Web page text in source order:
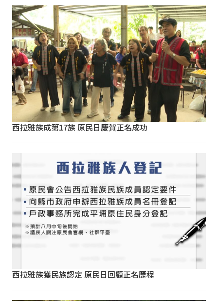
西拉雅族成第17族 原民日慶賀正名成功
西拉雅族獲民族認定 原民日回顧正名歷程